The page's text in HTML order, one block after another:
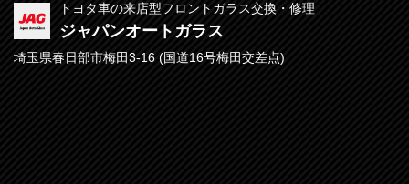
トヨタ車の来店型フロントガラス交換・修理
ジャパンオートガラス
埼玉県春日部市梅田3-16 (国道16号梅田交差点)